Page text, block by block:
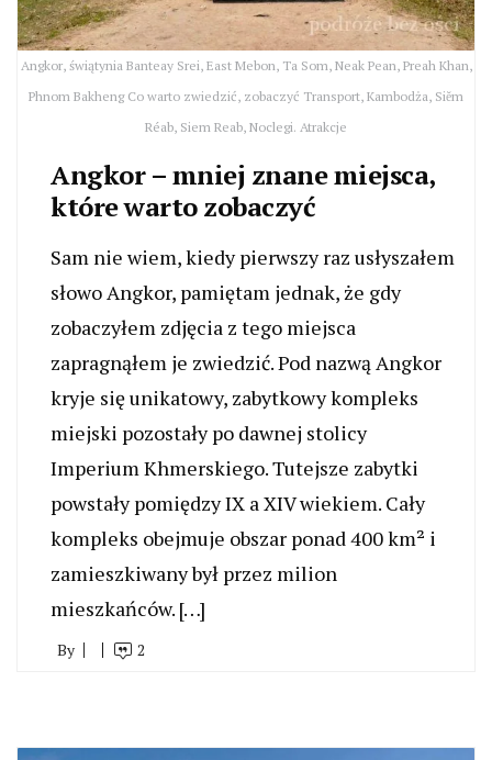
Angkor, świątynia Banteay Srei, East Mebon, Ta Som, Neak Pean, Preah Khan,
Phnom Bakheng Co warto zwiedzić, zobaczyć Transport, Kambodża, Siĕm
Réab, Siem Reab, Noclegi. Atrakcje
Angkor – mniej znane miejsca,
które warto zobaczyć
Sam nie wiem, kiedy pierwszy raz usłyszałem
słowo Angkor, pamiętam jednak, że gdy
zobaczyłem zdjęcia z tego miejsca
zapragnąłem je zwiedzić. Pod nazwą Angkor
kryje się unikatowy, zabytkowy kompleks
miejski pozostały po dawnej stolicy
Imperium Khmerskiego. Tutejsze zabytki
powstały pomiędzy IX a XIV wiekiem. Cały
kompleks obejmuje obszar ponad 400 km² i
zamieszkiwany był przez milion
mieszkańców. […]
By 2